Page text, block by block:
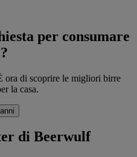
per consumare
ora di scoprire le migliori birre
la casa.
di Beerwulf